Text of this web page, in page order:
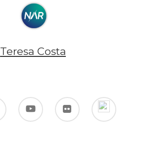
Teresa Costa